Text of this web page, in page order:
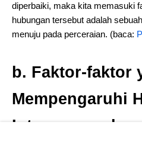
diperbaiki, maka kita memasuki
hubungan tersebut adalah
menuju pada perceraian. (baca:
b. Faktor-faktor
Mempengaruhi
Interpersonal